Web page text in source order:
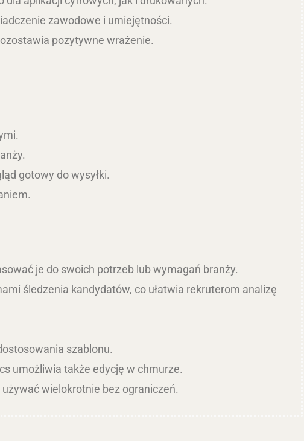
zawodowe i umiejętności.
pozytywne wrażenie.
gotowy do wysyłki.
je do swoich potrzeb lub wymagań branży.
śledzenia kandydatów, co ułatwia rekruterom analizę
szablonu.
umożliwia także edycję w chmurze.
wielokrotnie bez ograniczeń.